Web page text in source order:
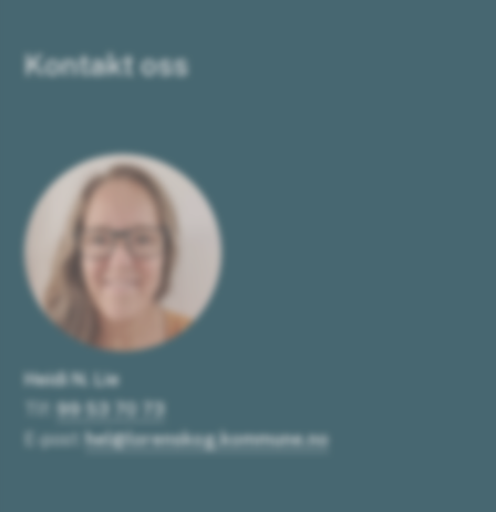
Kontakt oss
Heidi N. Lie
99 53 70 73
E-post:
hel@lorenskog.kommune.no